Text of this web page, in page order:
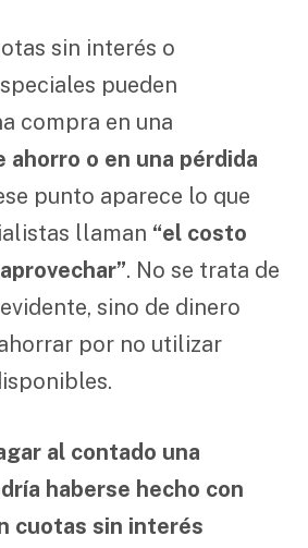
sin interés o
pueden
compra en una
ahorro o en una pérdida
punto aparece lo que
llaman “el costo
. No se trata de
sino de dinero
por no utilizar
al contado una
haberse hecho con
cuotas sin interés